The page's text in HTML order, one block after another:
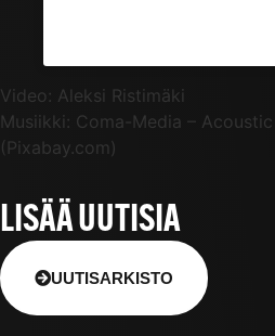
Video: Aleksi Ristimäki
Musiikki: Coma-Media –
(Pixabay.com)
LISÄÄ UUTISIA
UUTISARKISTO